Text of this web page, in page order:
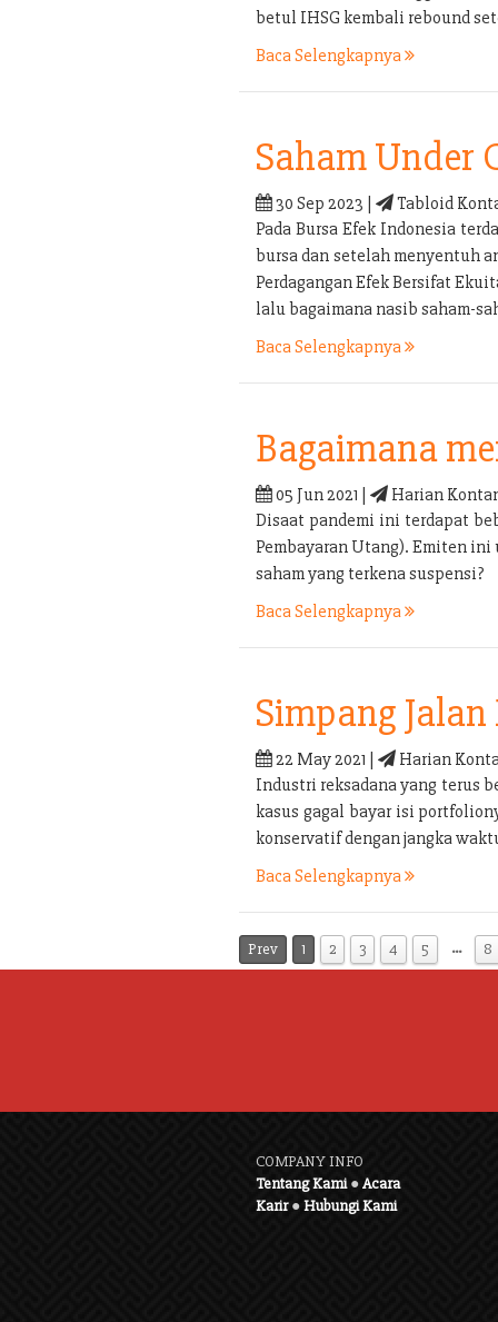
betul IHSG kembali rebound
Baca Selengkapnya
Saham Under
30 Sep 2023 |
Tabloid
Pada Bursa Efek Indonesia
bursa dan setelah menyentuh
Perdagangan Efek Bersifat
lalu bagaimana nasib saham-
Baca Selengkapnya
Bagaimana
05 Jun 2021 |
Harian
Disaat pandemi ini terdapat
Pembayaran Utang). Emiten ini
saham yang terkena suspensi?
Baca Selengkapnya
Simpang
22 May 2021 |
Harian
Industri reksadana yang terus
kasus gagal bayar isi
konservatif dengan jangka
Baca Selengkapnya
Prev 1 2 3 4 5 … 8
COMPANY INFO
Tentang Kami●Acara
Karir●Hubungi Kami